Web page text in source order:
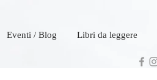
Eventi / Blog Libri da leggere